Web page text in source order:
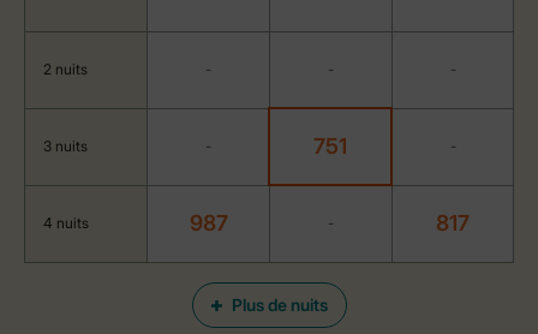
Plus de nuits
2 nuits - - -
3 nuits - 751 -
4 nuits 987 - 817